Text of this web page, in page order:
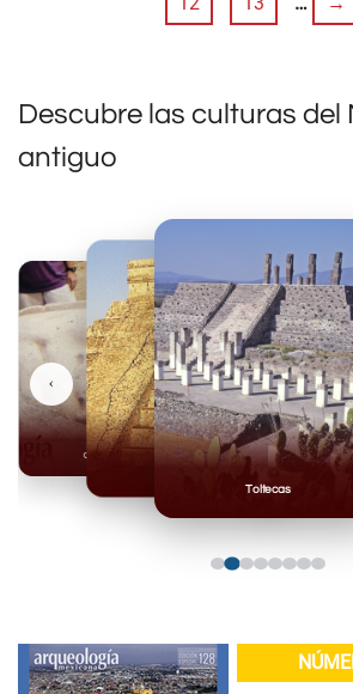
Descubre las culturas del
antiguo
Toltecas
Olmecas
‹